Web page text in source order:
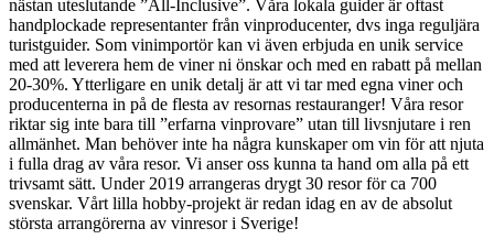
nästan uteslutande ”All-Inclusive”. Våra lokala guider är oftast
handplockade representanter från vinproducenter, dvs inga reguljära
turistguider. Som vinimportör kan vi även erbjuda en unik service
med att leverera hem de viner ni önskar och med en rabatt på mellan
20-30%. Ytterligare en unik detalj är att vi tar med egna viner och
producenterna in på de flesta av resornas restauranger! Våra resor
riktar sig inte bara till ”erfarna vinprovare” utan till livsnjutare i ren
allmänhet. Man behöver inte ha några kunskaper om vin för att njuta
i fulla drag av våra resor. Vi anser oss kunna ta hand om alla på ett
trivsamt sätt. Under 2019 arrangeras drygt 30 resor för ca 700
svenskar. Vårt lilla hobby-projekt är redan idag en av de absolut
största arrangörerna av vinresor i Sverige!